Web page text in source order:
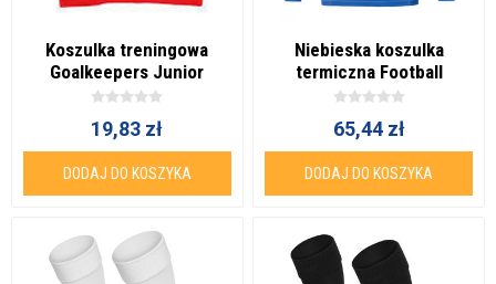
Koszulka treningowa
Goalkeepers Junior
19,83 zł
DODAJ DO KOSZYKA
Niebieska koszulka
termiczna Football
Academy
65,44 zł
DODAJ DO KOSZYKA